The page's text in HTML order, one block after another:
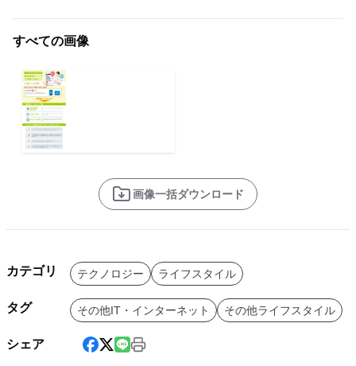
すべての画像
画像一括ダウンロード
カテゴリ テクノロジー ライフスタイル
タグ その他IT・インターネット その他ライフスタイル
シェア